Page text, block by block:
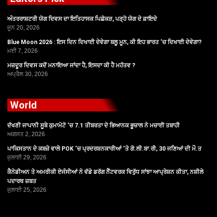
ਅੰਤਰਰਾਸ਼ਟਰੀ ਯੋਗ ਦਿਵਸ ਦਾ ਇਤਿਹਾਸਕ ਪਿਛੋਕੜ, ਪੜ੍ਹੋ ਯੋਗ ਦੇ ਫ਼ਾਇਦੇ
ਜੂਨ 20, 2026
Blue Moon 2026 : ਇਸ ਦਿਨ ਦਿਖਾਈ ਦੇਵੇਗਾ ਬਲੂ ਮੂਨ, ਕੀ ਇਹ ਭਾਰਤ ‘ਚ ਦਿਖਾਈ ਦੇਵੇਗਾ?
ਮਈ 7, 2026
ਮਜ਼ਦੂਰ ਦਿਵਸ ਕਦੋਂ ਮਨਾਇਆ ਜਾਂਦਾ ਹੈ, ਇਸਦਾ ਕੀ ਹੈ ਮਹੱਤਵ ?
ਅਪ੍ਰੈਲ 30, 2026
World
ਦੱਖਣੀ ਜਾਪਾਨੀ ਸੂਬੇ ਕੁਮਾਮੋਟੋ ‘ਚ 7.1 ਤੀਬਰਤਾ ਦੇ ਭਿਆਨਕ ਭੂਚਾਲ ਨੇ ਮਚਾਈ ਤਬਾਹੀ
ਅਗਸਤ 2, 2026
ਪਾਕਿਸਤਾਨ ਦੇ ਕਬਜ਼ੇ ਵਾਲੇ POK ‘ਚ ਪ੍ਰਦਰਸ਼ਨਕਾਰੀਆਂ ‘ਤੇ ਗੋ.ਲੀ.ਬਾ.ਰੀ, 30 ਜਣਿਆਂ ਦੀ ਮੌ.ਤ
ਜੁਲਾਈ 29, 2026
ਕੈਨੇਡੀਅਨ ਤੇ ਅਮਰੀਕੀ ਏਜੰਸੀਆਂ ਨੇ ਵੱਡੇ ਡਰੱਗ ਨੈੱਟਵਰਕ ਵਿਰੁੱਧ ਸਾਂਝਾ ਆਪ੍ਰੇਸ਼ਨ ਕੀਤਾ, ਨਸ਼ੀਲੇ
ਪਦਾਰਥ ਜ਼ਬਤ
ਜੁਲਾਈ 25, 2026